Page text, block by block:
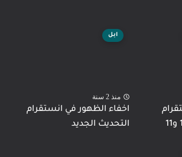
ابل
منذ 2 سنة
اخفاء الظهور في انستقرام
التحديث الجديد